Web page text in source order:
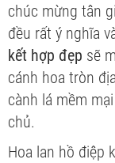
chúc mừng tân
đều rất ý nghĩa
kết hợp đẹp sẽ
cánh hoa tròn
cành lá mềm
chủ.
Hoa lan hồ điệp